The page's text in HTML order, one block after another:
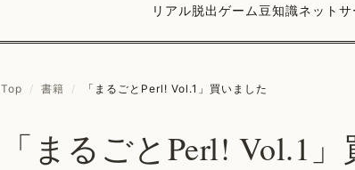
リアル脱出ゲーム豆知識ネットサ
Top / 書籍 / 「まるごとPerl! Vol.1」買いました
「まるごとPerl! Vol.1